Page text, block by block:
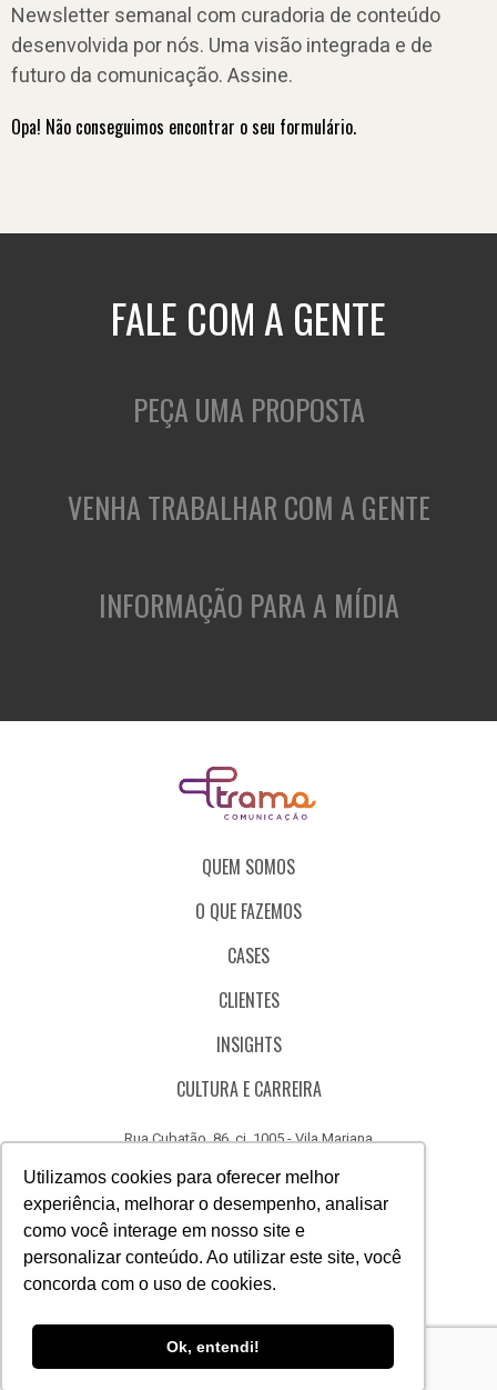
Utilizamos cookies para oferecer melhor
experiência, melhorar o desempenho, analisar
como você interage em nosso site e
personalizar conteúdo. Ao utilizar este site, você
concorda com o uso de cookies.
Ok, entendi!
Newsletter semanal com curadoria de conteúdo
desenvolvida por nós. Uma visão integrada e de
futuro da comunicação. Assine.
Opa! Não conseguimos encontrar o seu formulário.
FALE COM A GENTE
PEÇA UMA PROPOSTA
VENHA TRABALHAR COM A GENTE
INFORMAÇÃO PARA A MÍDIA
QUEM SOMOS
O QUE FAZEMOS
CASES
CLIENTES
INSIGHTS
CULTURA E CARREIRA
Rua Cubatão, 86, cj. 1005 - Vila Mariana
CÓDIGO DE ÉTICA
CANAL DE DENÚNCIAS
Acesse
nosso
Acesse
nosso
Acesse
nosso nosso nosso nosso